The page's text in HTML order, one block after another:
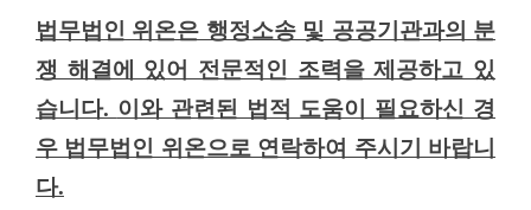
법무법인 위온은 행정소송 및 공공기관과의 분
쟁 해결에 있어 전문적인 조력을 제공하고 있
습니다. 이와 관련된 법적 도움이 필요하신 경
우 법무법인 위온으로 연락하여 주시기 바랍니
다.